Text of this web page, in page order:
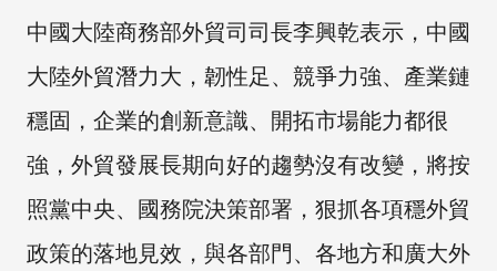
中國大陸商務部外貿司司長李興乾表示，中國
大陸外貿潛力大，韌性足、競爭力強、產業鏈
穩固，企業的創新意識、開拓市場能力都很
強，外貿發展長期向好的趨勢沒有改變，將按
照黨中央、國務院決策部署，狠抓各項穩外貿
政策的落地見效，與各部門、各地方和廣大外